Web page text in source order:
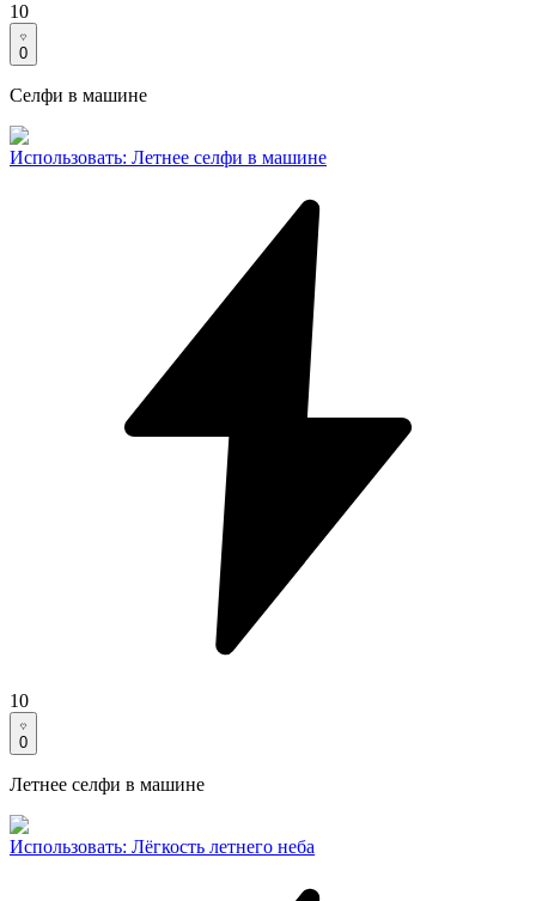
10
0
Селфи в машине
Использовать: Летнее селфи в машине
10
0
Летнее селфи в машине
Использовать: Лёгкость летнего неба